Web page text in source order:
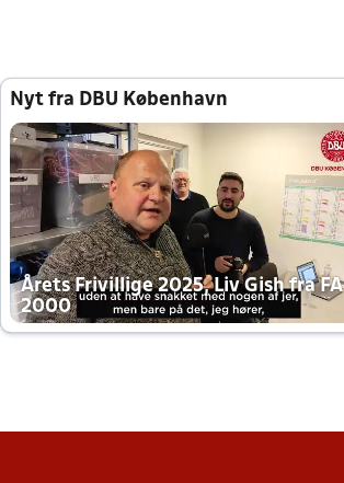
Nyt fra DBU København
Årets Frivillige 2025, Liv Gish fra FA
2000